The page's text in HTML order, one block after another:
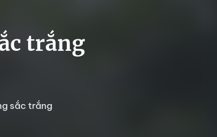
trắng
sắc trắng